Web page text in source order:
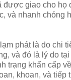
được giao cho họ
và nhanh chóng
phát là do chi
và đó là lý do
trạng khẩn cấp
khoan, và tiếp